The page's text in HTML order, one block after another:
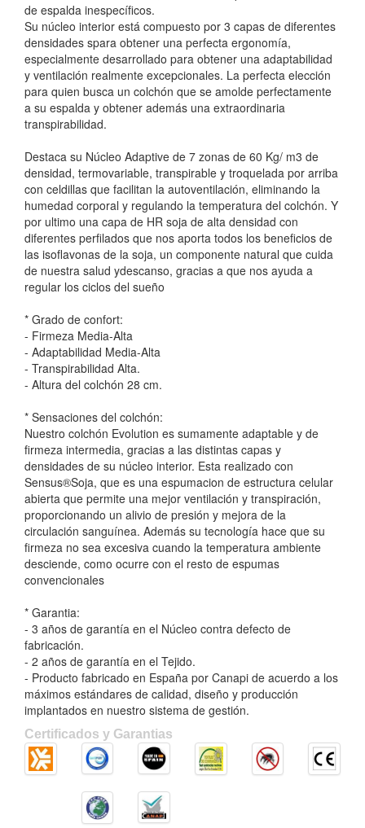
de espalda inespecíficos.
Su núcleo interior está compuesto por 3 capas de diferentes
densidades spara obtener una perfecta ergonomía,
especialmente desarrollado para obtener una adaptabilidad
y ventilación realmente excepcionales. La perfecta elección
para quien busca un colchón que se amolde perfectamente
a su espalda y obtener además una extraordinaria
transpirabilidad.
Destaca su Núcleo Adaptive de 7 zonas de 60 Kg/ m3 de
densidad, termovariable, transpirable y troquelada por arriba
con celdillas que facilitan la autoventilación, eliminando la
humedad corporal y regulando la temperatura del colchón. Y
por ultimo una capa de HR soja de alta densidad con
diferentes perfilados que nos aporta todos los beneficios de
las isoflavonas de la soja, un componente natural que cuida
de nuestra salud ydescanso, gracias a que nos ayuda a
regular los ciclos del sueño
* Grado de confort:
- Firmeza Media-Alta
- Adaptabilidad Media-Alta
- Transpirabilidad Alta.
- Altura del colchón 28 cm.
* Sensaciones del colchón:
Nuestro colchón Evolution es sumamente adaptable y de
firmeza intermedia, gracias a las distintas capas y
densidades de su núcleo interior. Esta realizado con
Sensus®Soja, que es una espumacion de estructura celular
abierta que permite una mejor ventilación y transpiración,
proporcionando un alivio de presión y mejora de la
circulación sanguínea. Además su tecnología hace que su
firmeza no sea excesiva cuando la temperatura ambiente
desciende, como ocurre con el resto de espumas
convencionales
* Garantia:
- 3 años de garantía en el Núcleo contra defecto de
fabricación.
- 2 años de garantía en el Tejido.
- Producto fabricado en España por Canapi de acuerdo a los
máximos estándares de calidad, diseño y producción
implantados en nuestro sistema de gestión.
Certificados y Garantias